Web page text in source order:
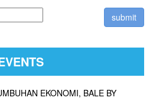
EKONOMI, BALE BY